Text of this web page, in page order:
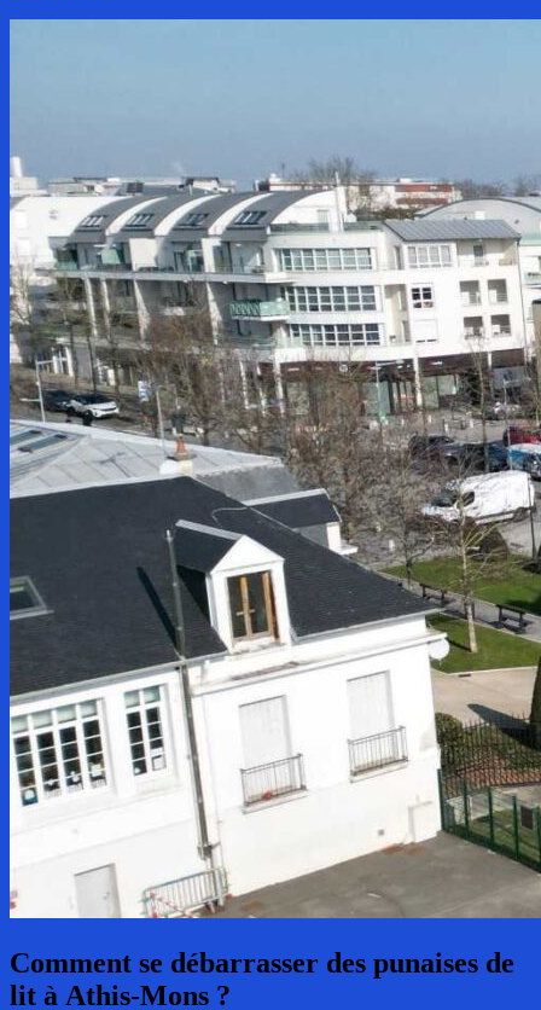
Comment se débarrasser des punaises de
lit à Athis-Mons ?